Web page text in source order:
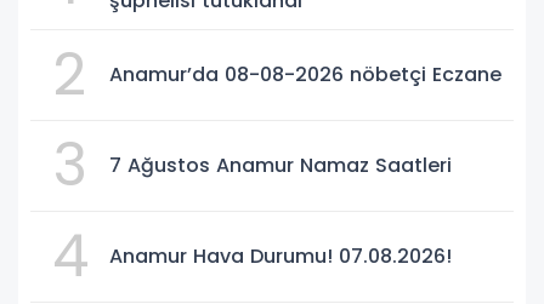
2 Anamur’da 08-08-2026 nöbetçi Eczane
3 7 Ağustos Anamur Namaz Saatleri
4 Anamur Hava Durumu! 07.08.2026!